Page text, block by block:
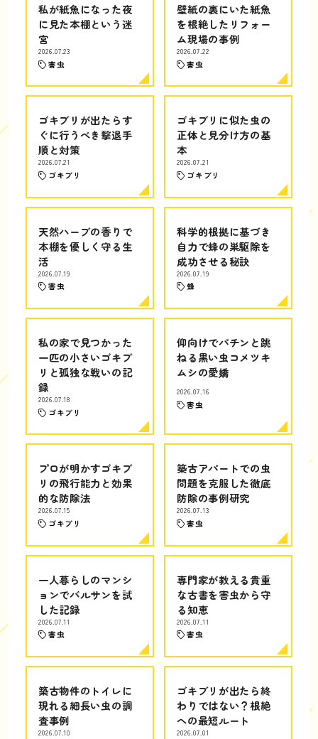
私が紙魚になった夜
に見た本棚という迷
宮
2026.07.23
害虫
壁紙の裏にいた紙魚
を根絶したリフォー
ム現場の事例
2026.07.22
害虫
ゴキブリが出たらす
ぐに行うべき撃退手
順と対策
2026.07.21
ゴキブリ
ゴキブリに似た虫の
正体と見分け方の基
本
2026.07.21
ゴキブリ
天然ハーブの香りで
本棚を優しく守る生
活
2026.07.19
害虫
科学的根拠に基づき
自力で蜂の巣駆除を
成功させる秘訣
2026.07.19
蜂
私の家で見つかった
一匹の小さいゴキブ
リと孤独な戦いの記
録
2026.07.18
ゴキブリ
仰向けでパチンと跳
ねる黒い虫コメツキ
ムシの愛嬌
2026.07.16
害虫
プロが明かすゴキブ
リの飛行能力と効果
的な防除法
2026.07.15
ゴキブリ
築古アパートでの虫
問題を克服した徹底
防除の事例研究
2026.07.13
害虫
一人暮らしのマンシ
ョンでバルサンを試
した記録
2026.07.11
害虫
専門家が教える貴重
な古書を害虫から守
る知恵
2026.07.11
害虫
築古物件のトイレに
現れる細長い虫の調
査事例
2026.07.10
ゴキブリが出たら終
わりではない？根絶
への最短ルート
2026.07.01